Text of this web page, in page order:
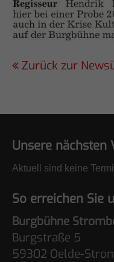
Zurück zur
Unsere nächsten
Aktuell sind keine
So erreichen Sie
Burgbühne
Burgstraße 5
59302 Oelde-